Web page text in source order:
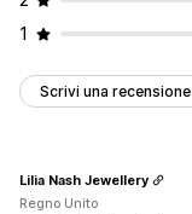
1
Scrivi una recensione
Lilia Nash Jewellery
Regno Unito